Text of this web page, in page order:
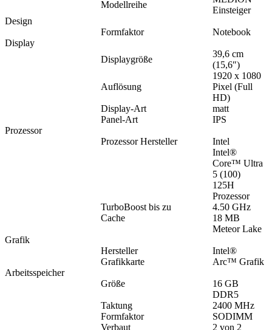
Modellreihe
Einsteiger
Design
Formfaktor
Notebook
Display
Displaygröße
39,6 cm
(15,6″)
Auflösung
1920 x 1080
Pixel (Full
HD)
Display-Art
matt
Panel-Art
IPS
Prozessor
Prozessor Hersteller
Intel
Intel®
Core™ Ultra
5 (100)
125H
Prozessor
TurboBoost bis zu
4.50 GHz
Cache
18 MB
Meteor Lake
Grafik
Hersteller
Intel®
Grafikkarte
Arc™ Grafik
Arbeitsspeicher
Größe
16 GB
DDR5
Taktung
2400 MHz
Formfaktor
SODIMM
Verbaut
2 von 2